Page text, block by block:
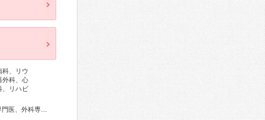
科、リウ
外科、心
、リハビ